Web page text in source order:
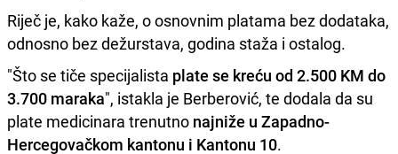
Riječ je, kako kaže, o osnovnim platama bez dodataka,
odnosno bez dežurstava, godina staža i ostalog.
"Što se tiče specijalista plate se kreću od 2.500 KM do
3.700 maraka", istakla je Berberović, te dodala da su
plate medicinara trenutno najniže u Zapadno-
Hercegovačkom kantonu i Kantonu 10.